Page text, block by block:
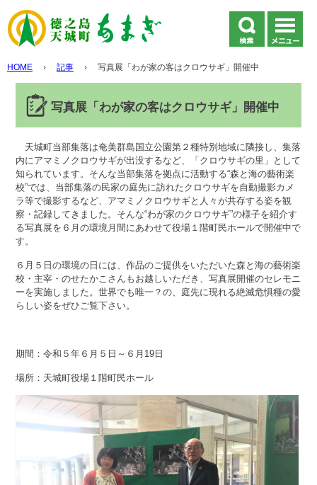
HOME › 記事 › 写真展「わが家の客はクロウサギ」開催中
写真展「わが家の客はクロウサギ」開催中
天城町当部集落は奄美群島国立公園第２種特別地域に隣接し、集落
内にアマミノクロウサギが出没するなど、「クロウサギの里」として
知られています。そんな当部集落を拠点に活動する“森と海の藝術楽
校”では、当部集落の民家の庭先に訪れたクロウサギを自動撮影カメ
ラ等で撮影するなど、アマミノクロウサギと人々が共存する姿を観
察・記録してきました。そんな“わが家のクロウサギ”の様子を紹介す
る写真展を６月の環境月間にあわせて役場１階町民ホールで開催中で
す。
６月５日の環境の日には、作品のご提供をいただいた森と海の藝術楽
校・主宰・のせたかこさんもお越しいただき、写真展開催のセレモニ
ーを実施しました。世界でも唯一？の、庭先に現れる絶滅危惧種の愛
らしい姿をぜひご覧下さい。
期間：令和５年６月５日～６月19日
場所：天城町役場１階町民ホール